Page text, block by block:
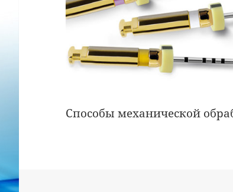
Способы механической